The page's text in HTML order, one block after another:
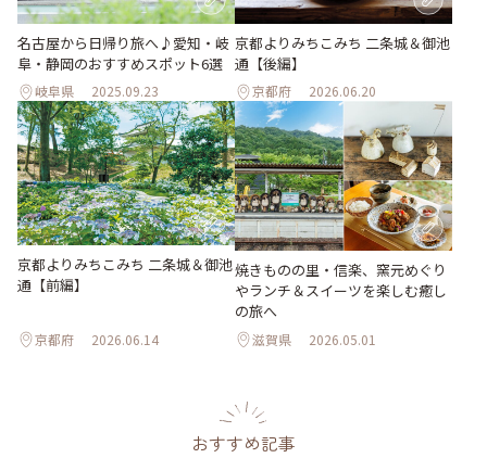
名古屋から日帰り旅へ♪愛知・岐
阜・静岡のおすすめスポット6選
岐阜県 2025.09.23
京都よりみちこみち 二条城＆御池
通【後編】
京都府 2026.06.20
京都よりみちこみち 二条城＆御池
通【前編】
京都府 2026.06.14
焼きものの里・信楽、窯元めぐり
やランチ＆スイーツを楽しむ癒し
の旅へ
滋賀県 2026.05.01
おすすめ記事